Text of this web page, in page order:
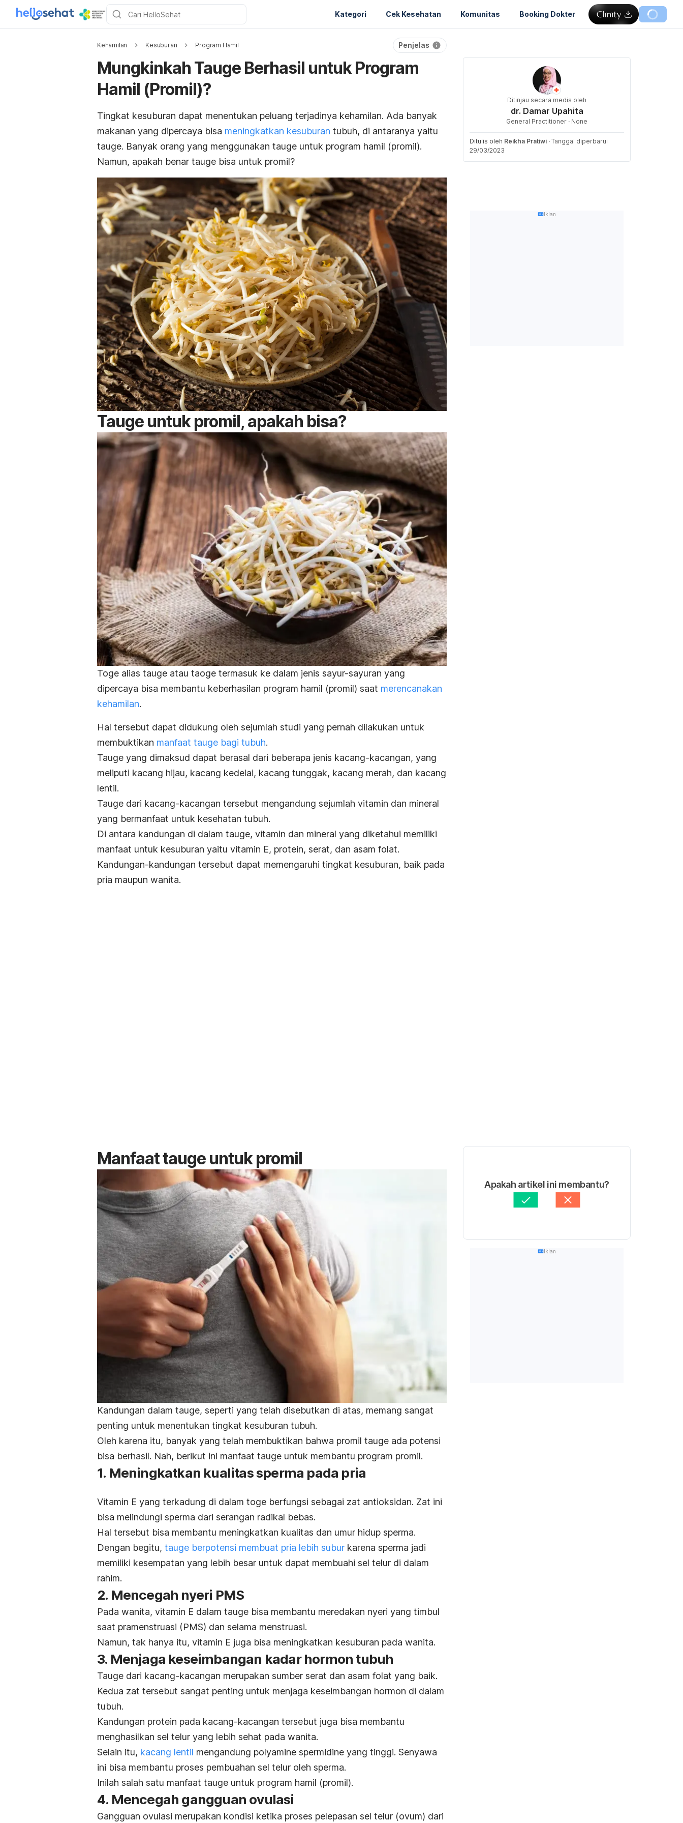
Kategori Cek Kesehatan Komunitas Booking Dokter
Kehamilan Kesuburan Program Hamil Penjelas
Mungkinkah Tauge Berhasil untuk Program
Hamil (Promil)?
Tingkat kesuburan dapat menentukan peluang terjadinya kehamilan. Ada banyak
makanan yang dipercaya bisa meningkatkan kesuburan tubuh, di antaranya yaitu
tauge. Banyak orang yang menggunakan tauge untuk program hamil (promil).
Namun, apakah benar tauge bisa untuk promil?
Tauge untuk promil, apakah bisa?
Toge alias tauge atau taoge termasuk ke dalam jenis sayur-sayuran yang
dipercaya bisa membantu keberhasilan program hamil (promil) saat merencanakan
kehamilan.
Hal tersebut dapat didukung oleh sejumlah studi yang pernah dilakukan untuk
membuktikan manfaat tauge bagi tubuh.
Tauge yang dimaksud dapat berasal dari beberapa jenis kacang-kacangan, yang
meliputi kacang hijau, kacang kedelai, kacang tunggak, kacang merah, dan kacang
lentil.
Tauge dari kacang-kacangan tersebut mengandung sejumlah vitamin dan mineral
yang bermanfaat untuk kesehatan tubuh.
Di antara kandungan di dalam tauge, vitamin dan mineral yang diketahui memiliki
manfaat untuk kesuburan yaitu vitamin E, protein, serat, dan asam folat.
Kandungan-kandungan tersebut dapat memengaruhi tingkat kesuburan, baik pada
pria maupun wanita.
Manfaat tauge untuk promil
Kandungan dalam tauge, seperti yang telah disebutkan di atas, memang sangat
penting untuk menentukan tingkat kesuburan tubuh.
Oleh karena itu, banyak yang telah membuktikan bahwa promil tauge ada potensi
bisa berhasil. Nah, berikut ini manfaat tauge untuk membantu program promil.
1. Meningkatkan kualitas sperma pada pria
Vitamin E yang terkadung di dalam toge berfungsi sebagai zat antioksidan. Zat ini
bisa melindungi sperma dari serangan radikal bebas.
Hal tersebut bisa membantu meningkatkan kualitas dan umur hidup sperma.
Dengan begitu, tauge berpotensi membuat pria lebih subur karena sperma jadi
memiliki kesempatan yang lebih besar untuk dapat membuahi sel telur di dalam
rahim.
2. Mencegah nyeri PMS
Pada wanita, vitamin E dalam tauge bisa membantu meredakan nyeri yang timbul
saat pramenstruasi (PMS) dan selama menstruasi.
Namun, tak hanya itu, vitamin E juga bisa meningkatkan kesuburan pada wanita.
3. Menjaga keseimbangan kadar hormon tubuh
Tauge dari kacang-kacangan merupakan sumber serat dan asam folat yang baik.
Kedua zat tersebut sangat penting untuk menjaga keseimbangan hormon di dalam
tubuh.
Kandungan protein pada kacang-kacangan tersebut juga bisa membantu
menghasilkan sel telur yang lebih sehat pada wanita.
Selain itu, kacang lentil mengandung polyamine spermidine yang tinggi. Senyawa
ini bisa membantu proses pembuahan sel telur oleh sperma.
Inilah salah satu manfaat tauge untuk program hamil (promil).
4. Mencegah gangguan ovulasi
Gangguan ovulasi merupakan kondisi ketika proses pelepasan sel telur (ovum) dari
Ditinjau secara medis oleh
dr. Damar Upahita
General Practitioner · None
Ditulis oleh Reikha Pratiwi · Tanggal diperbarui
29/03/2023
Iklan
Apakah artikel ini membantu?
Iklan